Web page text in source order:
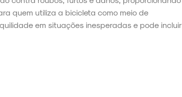
quem utiliza a bicicleta como meio de
em situações inesperadas e pode incluir